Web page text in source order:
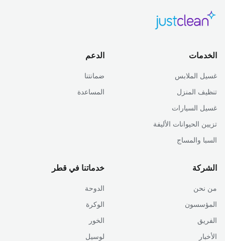
الخدمات
غسيل الملابس
تنظيف المنزل
غسيل السيارات
تزيين الحيوانات الأليفة
السبا والمساج
الدعم
ضمانتنا
المساعدة
الشركة
من نحن
المؤسسون
الفريق
الأخبار
خدماتنا في قطر
الدوحة
الوكرة
الخور
لوسيل